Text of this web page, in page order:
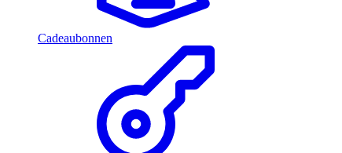
Cadeaubonnen